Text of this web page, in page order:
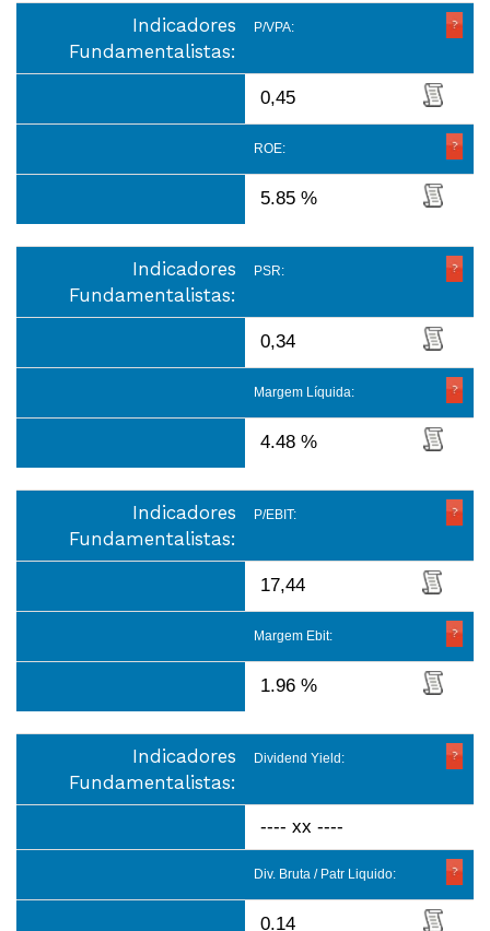
Indicadores
Fundamentalistas:
P/VPA:
0,45
ROE:
5.85 %
Indicadores
Fundamentalistas:
PSR:
0,34
Margem Líquida:
4.48 %
Indicadores
Fundamentalistas:
P/EBIT:
17,44
Margem Ebit:
1.96 %
Indicadores
Fundamentalistas:
Dividend Yield:
---- xx ----
Div. Bruta / Patr Liquido:
0.14